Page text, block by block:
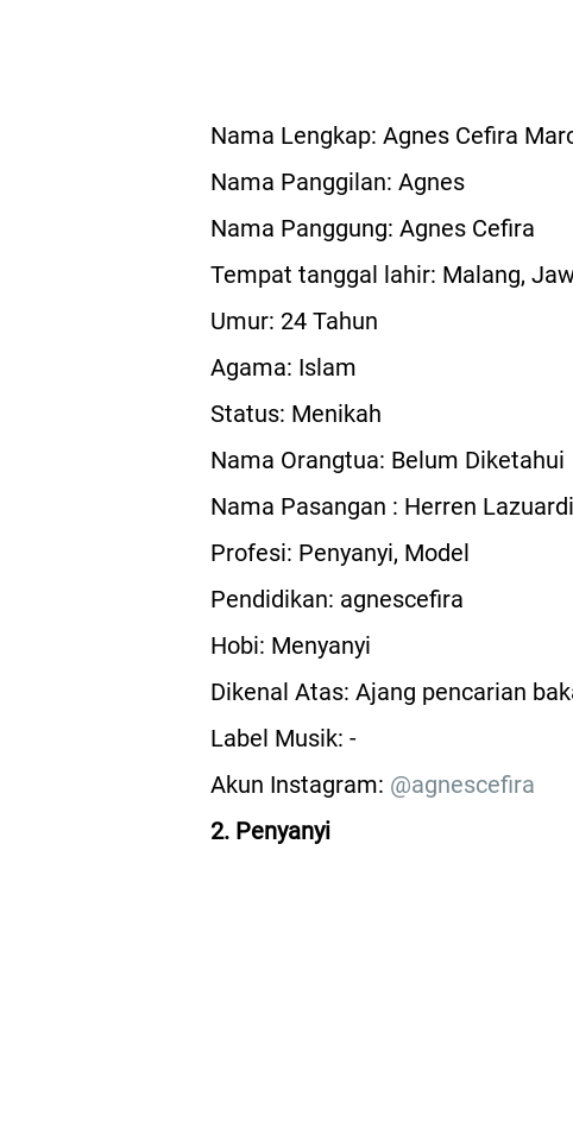
Nama Lengkap: Agnes Cefira
Nama Panggilan: Agnes
Nama Panggung: Agnes Cefira
Tempat tanggal lahir: Malang,
Umur: 24 Tahun
Agama: Islam
Status: Menikah
Nama Orangtua: Belum Diketahui
Nama Pasangan : Herren Lazuardi
Profesi: Penyanyi, Model
Pendidikan: agnescefira
Hobi: Menyanyi
Dikenal Atas: Ajang pencarian
Label Musik: -
Akun Instagram: @agnescefira
2. Penyanyi